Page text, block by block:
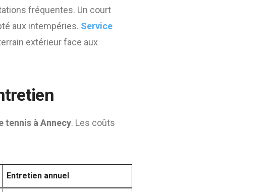
fréquentes. Un court
aux intempéries. Service
extérieur face aux
tennis à Annecy. Les coûts
Entretien annuel